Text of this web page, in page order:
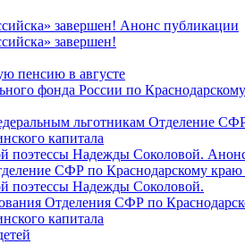
завершен! Анонс публикации
завершен!
пенсию в августе
фонда России по
льготникам Отделение
капитала
поэтессы Надежды Соколовой.
СФР по Краснодарскому
поэтессы Надежды Соколовой.
Отделения СФР по
капитала